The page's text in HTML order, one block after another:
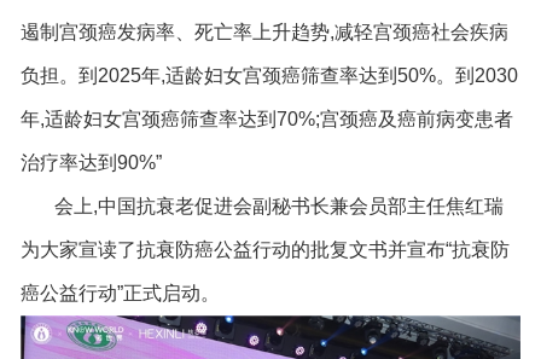
遏制宫颈癌发病率、死亡率上升趋势,减轻宫颈癌社会疾病
负担。到2025年,适龄妇女宫颈癌筛查率达到50%。到2030
年,适龄妇女宫颈癌筛查率达到70%;宫颈癌及癌前病变患者
治疗率达到90%”
会上,中国抗衰老促进会副秘书长兼会员部主任焦红瑞
为大家宣读了抗衰防癌公益行动的批复文书并宣布“抗衰防
癌公益行动”正式启动。